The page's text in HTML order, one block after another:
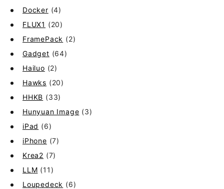
Docker (4)
FLUX1 (20)
FramePack (2)
Gadget (64)
Hailuo (2)
Hawks (20)
HHKB (33)
Hunyuan Image (3)
iPad (6)
iPhone (7)
Krea2 (7)
LLM (11)
Loupedeck (6)